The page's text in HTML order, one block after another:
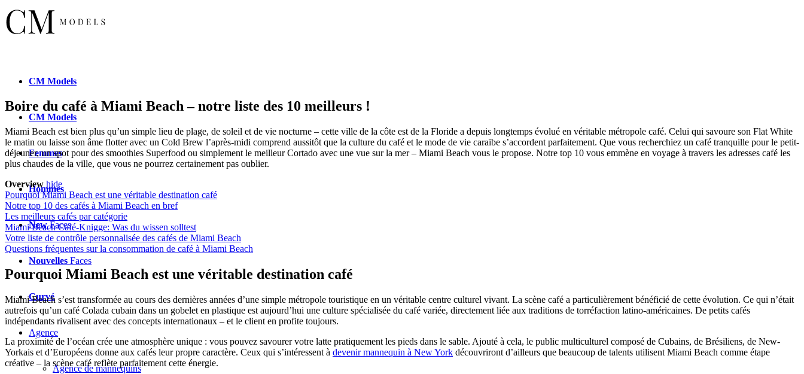
CM Models
CM Models
Femmes
Hommes
NewFaces
Nouvelles Faces
Curvé
Agence
Agence de mannequins
Boire du café à Miami Beach – notre liste des 10 meilleurs !
Miami Beach est bien plus qu’un simple lieu de plage, de soleil et de vie nocturne – cette ville de la côte est de la Floride a depuis longtemps évolué en véritable métropole café. Celui qui savoure son Flat White
le matin ou laisse son âme flotter avec un Cold Brew l’après-midi comprend aussitôt que la culture du café et le mode de vie caraïbe s’accordent parfaitement. Que vous recherchiez un café tranquille pour le petit-
déjeuner, un spot pour des smoothies Superfood ou simplement le meilleur Cortado avec une vue sur la mer – Miami Beach vous le propose. Notre top 10 vous emmène en voyage à travers les adresses café les
plus chaudes de la ville, que vous ne pourrez certainement pas oublier.
Overview hide
Pourquoi Miami Beach est une véritable destination café
Notre top 10 des cafés à Miami Beach en bref
Les meilleurs cafés par catégorie
Miami Beach Café-Knigge: Was du wissen solltest
Votre liste de contrôle personnalisée des cafés de Miami Beach
Questions fréquentes sur la consommation de café à Miami Beach
Pourquoi Miami Beach est une véritable destination café
Miami Beach s’est transformée au cours des dernières années d’une simple métropole touristique en un véritable centre culturel vivant. La scène café a particulièrement bénéficié de cette évolution. Ce qui n’était
autrefois qu’un café Colada cubain dans un gobelet en plastique est aujourd’hui une culture spécialisée du café variée, directement liée aux traditions de torréfaction latino-américaines. De petits cafés
indépendants rivalisent avec des concepts internationaux – et le client en profite toujours.
La proximité de l’océan crée une atmosphère unique : vous pouvez savourer votre latte pratiquement les pieds dans le sable. Ajouté à cela, le public multiculturel composé de Cubains, de Brésiliens, de New-
Yorkais et d’Européens donne aux cafés leur propre caractère. Ceux qui s’intéressent à devenir mannequin à New York découvriront d’ailleurs que beaucoup de talents utilisent Miami Beach comme étape
créative – la scène café reflète parfaitement cette énergie.